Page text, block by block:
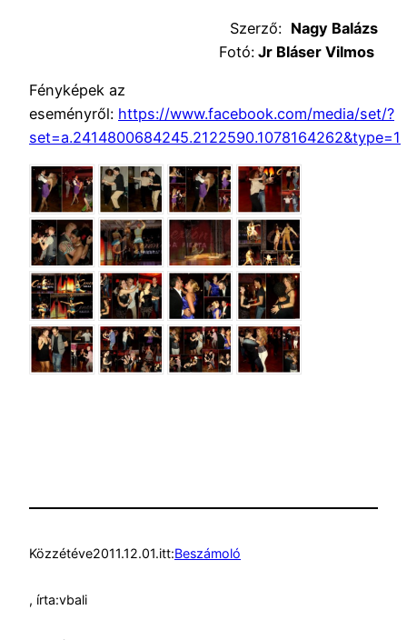
Szerző: Nagy Balázs
Fotó: Jr Bláser Vilmos
Fényképek az
eseményről: https://www.facebook.com/media/set/?
set=a.2414800684245.2122590.1078164262&type=1
Közzétéve2011.12.01.itt:Beszámoló
, írta:vbali